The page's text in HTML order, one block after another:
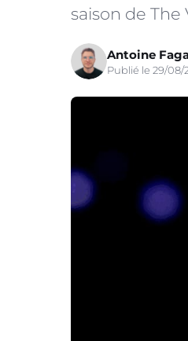
saison de The
Antoine
Publié le 29/08/